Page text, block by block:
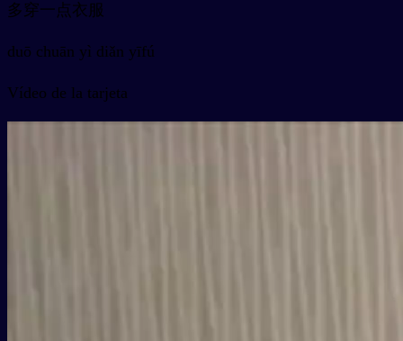
多穿一点衣服
duō chuān yì diǎn yīfú
Vídeo de la tarjeta